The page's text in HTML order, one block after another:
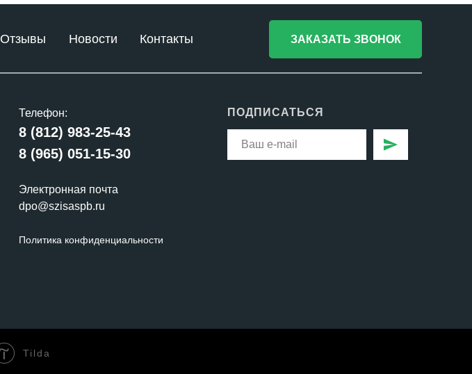
ЗАКАЗАТЬ ЗВОНОК
Отзывы Новости Контакты
Телефон:
8 (812) 983-25-43
8 (965) 051-15-30
Электронная почта
dpo@szisaspb.ru
Политика конфиденциальности
ПОДПИСАТЬСЯ
Tilda